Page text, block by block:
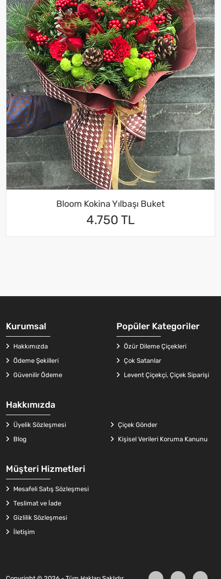
Bloom Kokina Yılbaşı Buket
4.750 TL
Kurumsal
Hakkımızda
Ödeme Şekilleri
Güvenilir Ödeme
Popüler Kategoriler
Özür Dileme Çiçekleri
Çok Satanlar
Levent Çiçekçi, Çiçek Siparişi
Müşteri Hizmetleri
Mesafeli Satış Sözleşmesi
Teslimat ve İade
Gizlilik Sözleşmesi
İletişim
Hakkımızda
Üyelik Sözleşmesi
Çiçek Gönder
Blog
Kişisel Verileri Koruma Kanunu